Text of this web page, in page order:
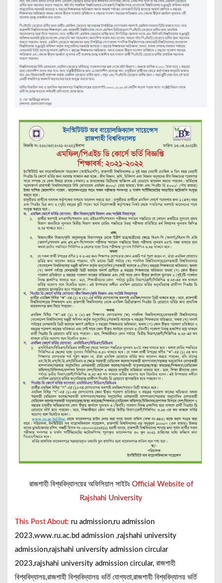
রাজশাহী বিশ্ববিদ্যালয়ের অফিসিয়াল সাইটঃ Official Website of
Rajshahi University
This Post About: ru admission,ru admission
2023,www.ru.ac.bd admission ,rajshahi university
admission,rajshahi university admission circular
2023,rajshahi university admission circular, রাজশাহী
বিশ্ববিদ্যালয়,রাজশাহী বিশ্ববিদ্যালয় ভর্তি যোগ্যতা,রাজশাহী বিশ্ববিদ্যালয় ভর্তি